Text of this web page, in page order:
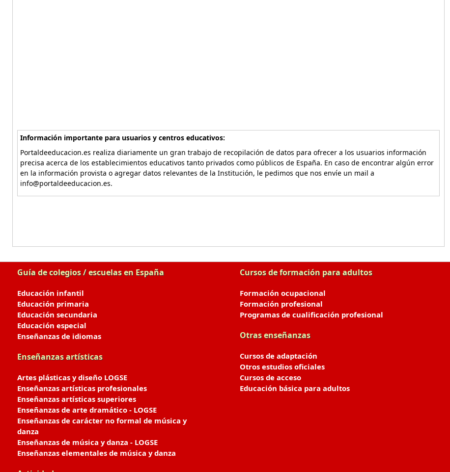
Información importante para usuarios y centros educativos:
Portaldeeducacion.es realiza diariamente un gran trabajo de recopilación de datos para ofrecer a los usuarios información
precisa acerca de los establecimientos educativos tanto privados como públicos de España. En caso de encontrar algún error
en la información provista o agregar datos relevantes de la Institución, le pedimos que nos envíe un mail a
info@portaldeeducacion.es.
Guía de colegios / escuelas en España
Educación infantil
Educación primaria
Educación secundaria
Educación especial
Enseñanzas de idiomas
Enseñanzas artísticas
Artes plásticas y diseño LOGSE
Enseñanzas artísticas profesionales
Enseñanzas artísticas superiores
Enseñanzas de arte dramático - LOGSE
Enseñanzas de carácter no formal de música y
danza
Enseñanzas de música y danza - LOGSE
Enseñanzas elementales de música y danza
Cursos de formación para adultos
Formación ocupacional
Formación profesional
Programas de cualificación profesional
Otras enseñanzas
Cursos de adaptación
Otros estudios oficiales
Cursos de acceso
Educación básica para adultos